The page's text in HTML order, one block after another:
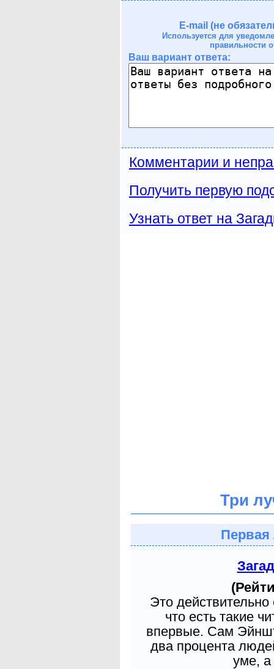
E-mail (не
Используется для
правильности
Ваш вариант ответа:
Комментарии и
Получить первую
Узнать ответ на
Три
Первая
Это
что есть такие
впервые. Сам
два процента
уме, а